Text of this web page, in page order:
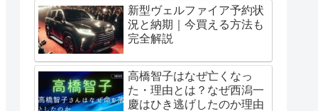
新型ヴェルファイア予約状
況と納期｜今買える方法も
完全解説
高橋智子はなぜ亡くなっ
た・理由とは？なぜ西潟一
慶はひき逃げしたのか理由